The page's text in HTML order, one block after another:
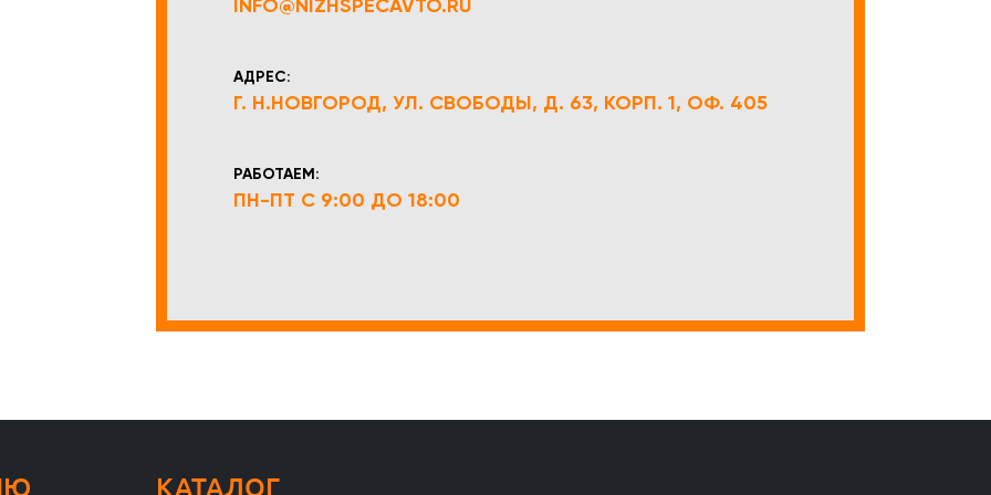
INFO@NIZHSPECAVTO.RU
АДРЕС:
Г. Н.НОВГОРОД, УЛ. СВОБОДЫ, Д. 63, КОРП. 1, ОФ. 405
РАБОТАЕМ:
ПН-ПТ С 9:00 ДО 18:00
КАТАЛОГ